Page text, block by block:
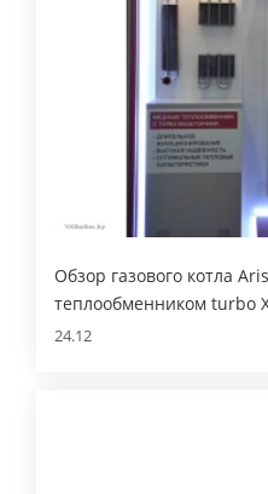
Обзор газового котла
теплообменником turbo
24.12